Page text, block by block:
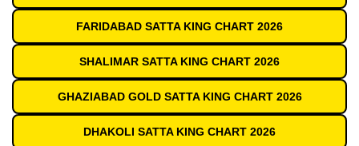
FARIDABAD SATTA KING CHART 2026
SHALIMAR SATTA KING CHART 2026
GHAZIABAD GOLD SATTA KING CHART 2026
DHAKOLI SATTA KING CHART 2026